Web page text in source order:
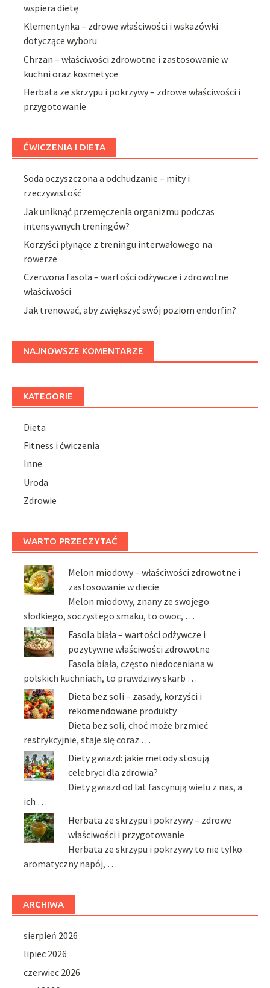
wspiera dietę
Klementynka – zdrowe właściwości i wskazówki
dotyczące wyboru
Chrzan – właściwości zdrowotne i zastosowanie w
kuchni oraz kosmetyce
Herbata ze skrzypu i pokrzywy – zdrowe właściwości i
przygotowanie
ĆWICZENIA I DIETA
Soda oczyszczona a odchudzanie – mity i
rzeczywistość
Jak uniknąć przemęczenia organizmu podczas
intensywnych treningów?
Korzyści płynące z treningu interwałowego na
rowerze
Czerwona fasola – wartości odżywcze i zdrowotne
właściwości
Jak trenować, aby zwiększyć swój poziom endorfin?
NAJNOWSZE KOMENTARZE
KATEGORIE
Dieta
Fitness i ćwiczenia
Inne
Uroda
Zdrowie
WARTO PRZECZYTAĆ
Melon miodowy – właściwości zdrowotne i
zastosowanie w diecie
Melon miodowy, znany ze swojego
słodkiego, soczystego smaku, to owoc, …
Fasola biała – wartości odżywcze i
pozytywne właściwości zdrowotne
Fasola biała, często niedoceniana w
polskich kuchniach, to prawdziwy skarb …
Dieta bez soli – zasady, korzyści i
rekomendowane produkty
Dieta bez soli, choć może brzmieć
restrykcyjnie, staje się coraz …
Diety gwiazd: jakie metody stosują
celebryci dla zdrowia?
Diety gwiazd od lat fascynują wielu z nas, a
ich …
Herbata ze skrzypu i pokrzywy – zdrowe
właściwości i przygotowanie
Herbata ze skrzypu i pokrzywy to nie tylko
aromatyczny napój, …
ARCHIWA
sierpień 2026
lipiec 2026
czerwiec 2026